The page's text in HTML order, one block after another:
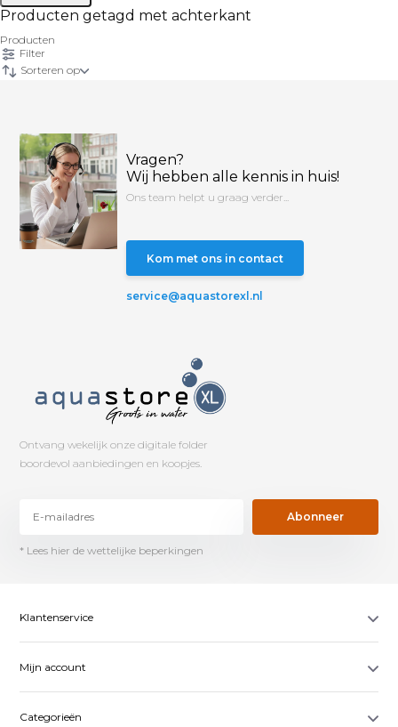
Producten getagd met achterkant
Producten
Filter
Sorteren op
Vragen?
Wij hebben alle kennis in huis!
Ons team helpt u graag verder...
Kom met ons in contact
service@aquastorexl.nl
Ontvang wekelijk onze digitale folder
boordevol aanbiedingen en koopjes.
Abonneer
* Lees hier de wettelijke beperkingen
Klantenservice
Mijn account
Categorieën